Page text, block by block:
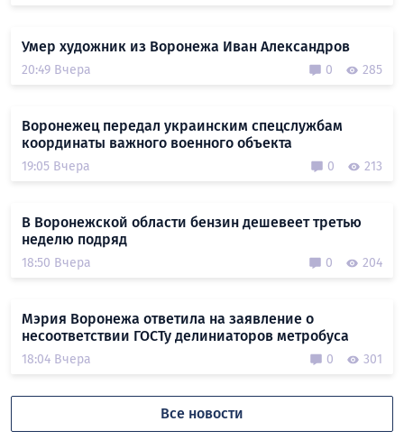
Умер художник из Воронежа Иван Александров
20:49 Вчера 0 285
Воронежец передал украинским спецслужбам
координаты важного военного объекта
19:05 Вчера 0 213
В Воронежской области бензин дешевеет третью
неделю подряд
18:50 Вчера 0 204
Мэрия Воронежа ответила на заявление о
несоответствии ГОСТу делиниаторов метробуса
18:04 Вчера 0 301
Все новости